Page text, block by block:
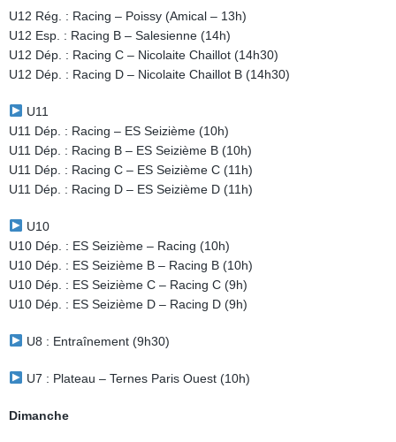
U12 Rég. : Racing – Poissy (Amical – 13h)
U12 Esp. : Racing B – Salesienne (14h)
U12 Dép. : Racing C – Nicolaite Chaillot (14h30)
U12 Dép. : Racing D – Nicolaite Chaillot B (14h30)
U11
U11 Dép. : Racing – ES Seizième (10h)
U11 Dép. : Racing B – ES Seizième B (10h)
U11 Dép. : Racing C – ES Seizième C (11h)
U11 Dép. : Racing D – ES Seizième D (11h)
U10
U10 Dép. : ES Seizième – Racing (10h)
U10 Dép. : ES Seizième B – Racing B (10h)
U10 Dép. : ES Seizième C – Racing C (9h)
U10 Dép. : ES Seizième D – Racing D (9h)
U8 : Entraînement (9h30)
U7 : Plateau – Ternes Paris Ouest (10h)
Dimanche